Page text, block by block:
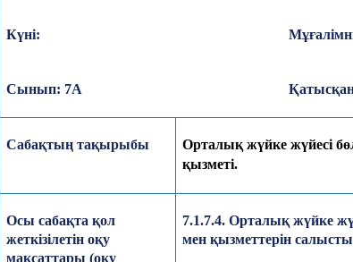
VII. Пайдаланылған әдебиеттер (1 мин)
Күні:
Сынып: 7А
Сабақтың тақырыбы
Орталық жүйке жүйесі
қызметі.
Осы сабақта қол
жеткізілетін оқу
мақсаттары (оқу
7.1.7.4. Орталық жүйке
мен қызметтерін